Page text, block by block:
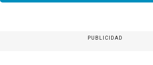
PUBLICIDAD